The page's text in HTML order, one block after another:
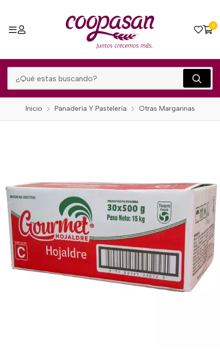
0
Inicio Panadería Y Pastelería Otras Margarinas